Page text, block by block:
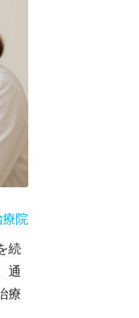
療院
続
通
療